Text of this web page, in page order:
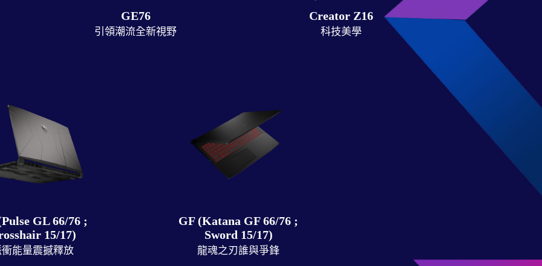
GE76
引領潮流全新視野
Creator Z16
科技美學
GL 66/76 ;
15/17)
能量震撼釋放
GF (Katana GF 66/76 ;
Sword 15/17)
龍魂之刃誰與爭鋒